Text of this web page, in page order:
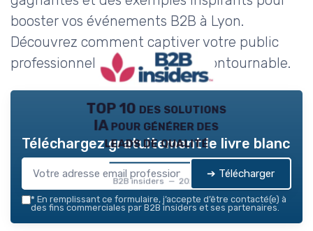
booster vos événements B2B à Lyon.
Découvrez comment captiver votre public
professionnel avec ce guide incontournable.
TOP 10 des solutions
IA pour générer des
leads de qualité
B2B insiders — 2026
Téléchargez gratuitement le livre blanc
➔ Télécharger
* En remplissant ce formulaire, j’accepte d’être contacté(e) à
des fins commerciales par B2B insiders et ses partenaires.